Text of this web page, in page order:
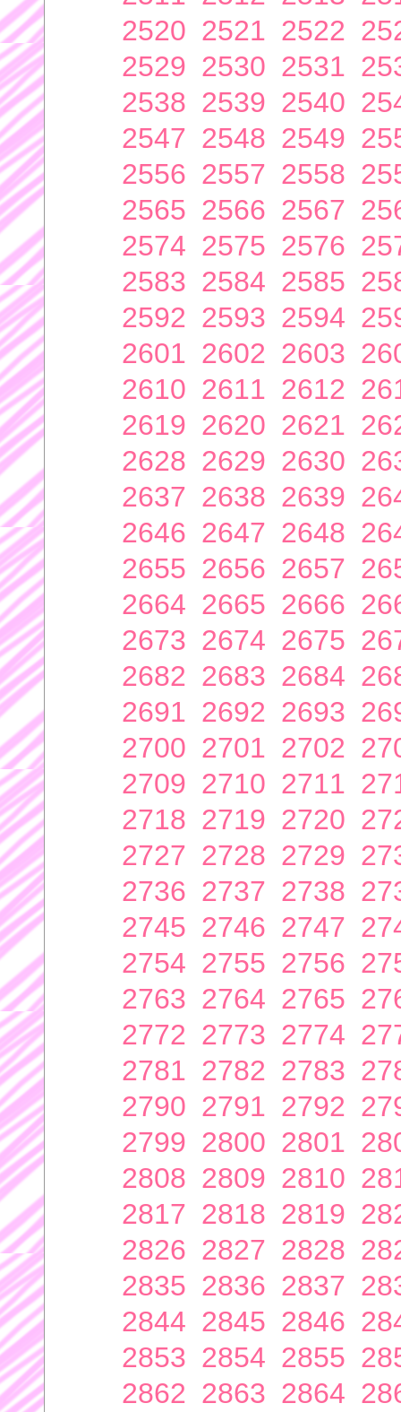
2520 2521 2522
2529 2530 2531
2538 2539 2540
2547 2548 2549
2556 2557 2558
2565 2566 2567
2574 2575 2576
2583 2584 2585
2592 2593 2594
2601 2602 2603
2610 2611 2612
2619 2620 2621
2628 2629 2630
2637 2638 2639
2646 2647 2648
2655 2656 2657
2664 2665 2666
2673 2674 2675
2682 2683 2684
2691 2692 2693
2700 2701 2702
2709 2710 2711
2718 2719 2720
2727 2728 2729
2736 2737 2738
2745 2746 2747
2754 2755 2756
2763 2764 2765
2772 2773 2774
2781 2782 2783
2790 2791 2792
2799 2800 2801
2808 2809 2810
2817 2818 2819
2826 2827 2828
2835 2836 2837
2844 2845 2846
2853 2854 2855
2862 2863 2864